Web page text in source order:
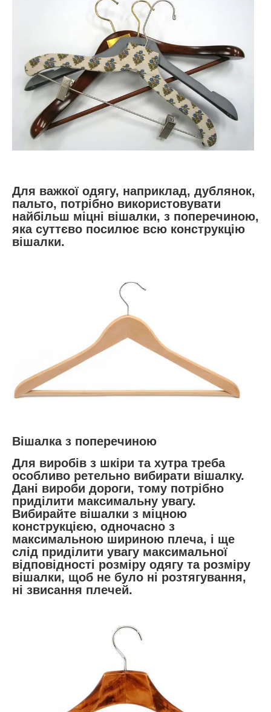
Для важкої одягу, наприклад, дублянок,
пальто, потрібно використовувати
найбільш міцні вішалки, з поперечиною,
яка суттєво посилює всю конструкцію
вішалки.
Вішалка з поперечиною
Для виробів з шкіри та хутра треба
особливо ретельно вибирати вішалку.
Дані вироби дороги, тому потрібно
приділити максимальну увагу.
Вибирайте вішалки з міцною
конструкцією, одночасно з
максимальною шириною плеча, і ще
слід приділити увагу максимальної
відповідності розміру одягу та розміру
вішалки, щоб не було ні розтягування,
ні звисання плечей.